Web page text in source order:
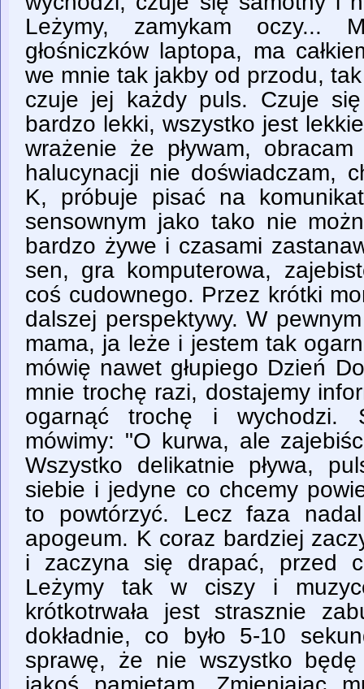
Leżymy, zamykam oczy...
głośniczków laptopa, ma
we mnie tak jakby od przodu,
czuje jej każdy puls. Czuje
bardzo lekki, wszystko jest
wrażenie że pływam,
halucynacji nie doświadczam,
K, próbuje pisać na
sensownym jako tako nie
bardzo żywe i czasami
sen, gra komputerowa,
coś cudownego. Przez krótki
dalszej perspektywy. W
mama, ja leże i jestem tak
mówię nawet głupiego Dzień
mnie trochę razi, dostajemy
ogarnąć trochę i wychodzi.
mówimy: "O kurwa, ale
Wszystko delikatnie pływa,
siebie i jedyne co chcemy
to powtórzyć. Lecz faza
apogeum. K coraz bardziej
i zaczyna się drapać, przed
Leżymy tak w ciszy i
krótkotrwała jest strasznie
dokładnie, co było 5-10
sprawę, że nie wszystko będę